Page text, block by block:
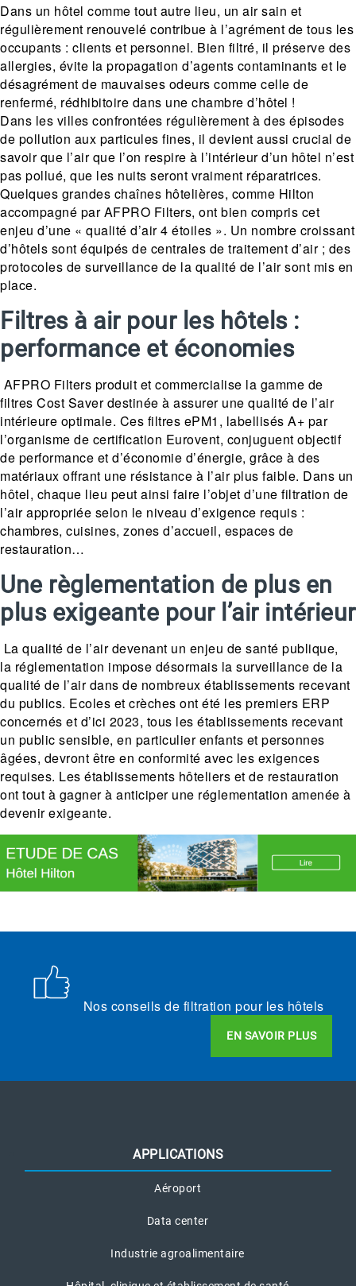
Dans un hôtel comme tout autre lieu, un air sain et
régulièrement renouvelé contribue à l’agrément de tous les
occupants : clients et personnel. Bien filtré, il préserve des
allergies, évite la propagation d’agents contaminants et le
désagrément de mauvaises odeurs comme celle de
renfermé, rédhibitoire dans une chambre d’hôtel !
Dans les villes confrontées régulièrement à des épisodes
de pollution aux particules fines, il devient aussi crucial de
savoir que l’air que l’on respire à l’intérieur d’un hôtel n’est
pas pollué, que les nuits seront vraiment réparatrices.
Quelques grandes chaînes hôtelières, comme Hilton
accompagné par AFPRO Filters, ont bien compris cet
enjeu d’une « qualité d’air 4 étoiles ». Un nombre croissant
d’hôtels sont équipés de centrales de traitement d’air ; des
protocoles de surveillance de la qualité de l’air sont mis en
place.
Filtres à air pour les hôtels :
performance et économies
AFPRO Filters produit et commercialise la gamme de
filtres Cost Saver destinée à assurer une qualité de l’air
intérieure optimale. Ces filtres ePM1, labellisés A+ par
l’organisme de certification Eurovent, conjuguent objectif
de performance et d’économie d’énergie, grâce à des
matériaux offrant une résistance à l’air plus faible. Dans un
hôtel, chaque lieu peut ainsi faire l’objet d’une filtration de
l’air appropriée selon le niveau d’exigence requis :
chambres, cuisines, zones d’accueil, espaces de
restauration…
Une règlementation de plus en
plus exigeante pour l’air intérieur
La qualité de l’air devenant un enjeu de santé publique,
la réglementation impose désormais la surveillance de la
qualité de l’air dans de nombreux établissements recevant
du publics. Ecoles et crèches ont été les premiers ERP
concernés et d’ici 2023, tous les établissements recevant
un public sensible, en particulier enfants et personnes
âgées, devront être en conformité avec les exigences
requises. Les établissements hôteliers et de restauration
ont tout à gagner à anticiper une réglementation amenée à
devenir exigeante.
Nos conseils de filtration pour les hôtels
EN SAVOIR PLUS
APPLICATIONS
Aéroport
Data center
Industrie agroalimentaire